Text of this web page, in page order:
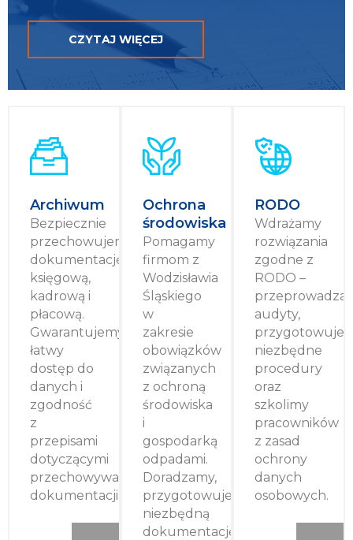
CZYTAJ WIĘCEJ
Archiwum
Bezpiecznie
przechowujemy
dokumentację
księgową,
kadrową i
płacową.
Gwarantujemy
łatwy
dostęp do
danych i
zgodność
z
przepisami
dotyczącymi
przechowywania
dokumentacji.
Ochrona
środowiska
Pomagamy
firmom z
Wodzisławia
Śląskiego
w
zakresie
obowiązków
związanych
z ochroną
środowiska
i
gospodarką
odpadami.
Doradzamy,
przygotowujemy
niezbędną
dokumentację
RODO
Wdrażamy
rozwiązania
zgodne z
RODO –
audyty,
niezbędne
procedury
oraz
szkolimy
pracowników
z zasad
ochrony
danych
osobowych.